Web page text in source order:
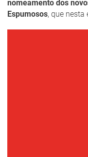
nomeamento dos
Espumosos, que nesta